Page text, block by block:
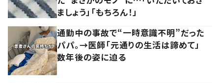
ましょう」「もちろん！」
通勤中の事故で“一時意識不明”だった
パパ。→医師「元通りの生活は諦めて」
数年後の姿に迫る